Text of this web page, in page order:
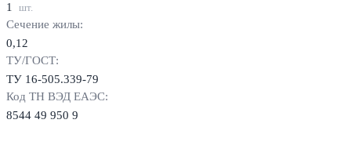
1
шт.
Сечение жилы:
0,12
ТУ/ГОСТ:
ТУ 16-505.339-79
Код ТН ВЭД ЕАЭС:
8544 49 950 9